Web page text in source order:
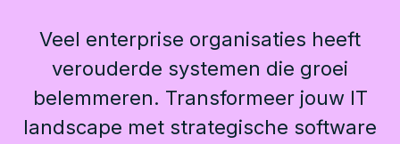
Veel enterprise organisaties heeft
verouderde systemen die groei
belemmeren. Transformeer jouw IT
landscape met strategische software